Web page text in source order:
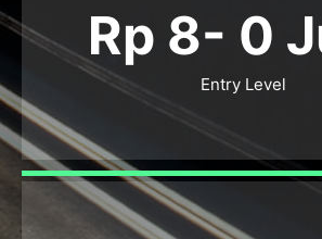
Rp 8- 0
Entry Level